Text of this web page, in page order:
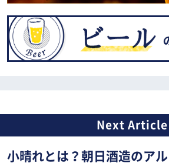
小晴れとは？朝日酒造のア